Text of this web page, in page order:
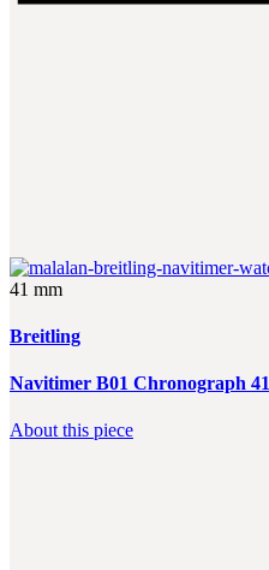
41 mm
Breitling
Navitimer B01 Chronograph 41
About this piece